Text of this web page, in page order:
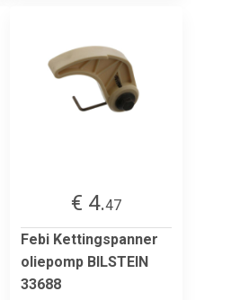
€ 4.47
Febi Kettingspanner
oliepomp BILSTEIN
33688